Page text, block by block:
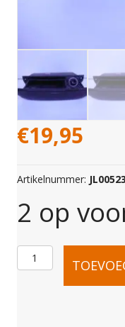
€19,95
Artikelnummer:
2 op
S-